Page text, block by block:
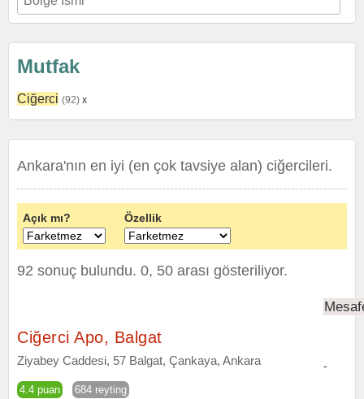
Mutfak
Ciğerci (92) x
Ankara'nın en iyi (en çok tavsiye alan) ciğercileri.
Açık mı? Özellik
92 sonuç bulundu. 0, 50 arası gösteriliyor.
Ciğerci Apo, Balgat
Ziyabey Caddesi, 57 Balgat, Çankaya, Ankara
4.4 puan 684 reyting
-